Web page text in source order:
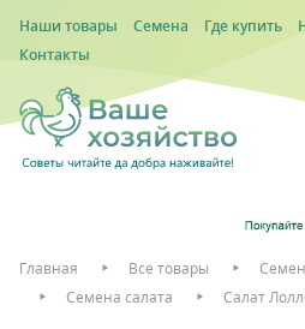
Наши товары Семена Где купить
Контакты
Главная Все товары
Семена салата
Салат